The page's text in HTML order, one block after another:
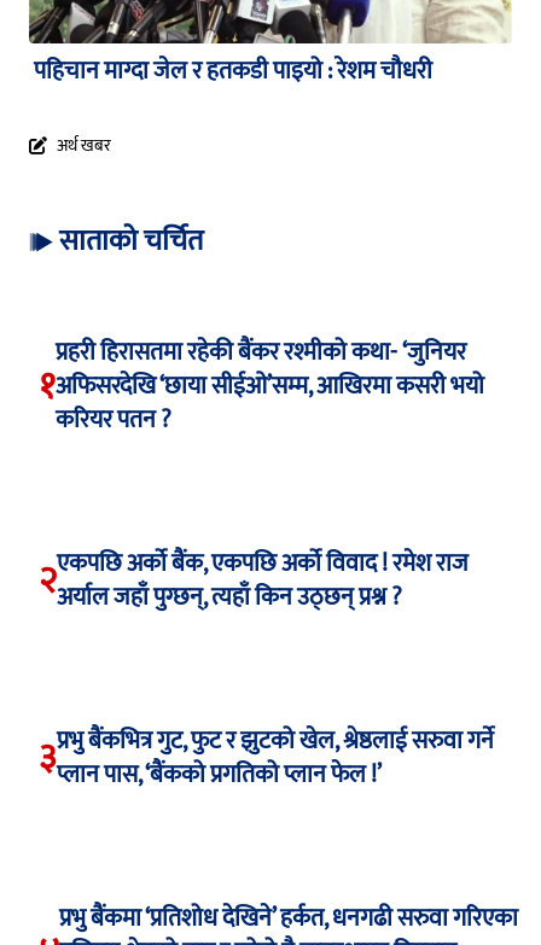
पहिचान माग्दा जेल र हतकडी पाइयो : रेशम चौधरी
अर्थ खबर
साताको चर्चित
१
प्रहरी हिरासतमा रहेकी बैंकर रश्मीको कथा- ‘जुनियर
अफिसरदेखि ‘छाया सीईओ’सम्म, आखिरमा कसरी भयो
करियर पतन ?
२एकपछि अर्को बैंक, एकपछि अर्को विवाद ! रमेश राज
अर्याल जहाँ पुग्छन्, त्यहाँ किन उठ्छन् प्रश्न ?
३प्रभु बैंकभित्र गुट, फुट र झुटको खेल, श्रेष्ठलाई सरुवा गर्ने
प्लान पास, ‘बैंकको प्रगतिको प्लान फेल !’
प्रभु बैंकमा ‘प्रतिशोध देखिने’ हर्कत, धनगढी सरुवा गरिएका